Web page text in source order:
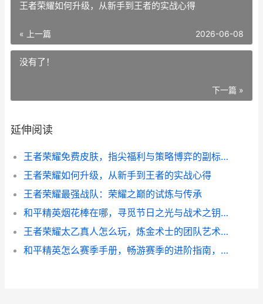
王者荣耀如何升级，从新手到王者的实战心得
« 上一篇 2026-06-08
没有了！
下一篇 »
延伸阅读
王者荣耀免费皮肤，指尖福利与策略博弈的副标题
王者荣耀如何升级，从新手到王者的实战心得
王者荣耀最强战队：荣耀之巅的试炼与传承
和平精英烟花棒在哪，寻觅节日之光与战术之钥副标题
王者荣耀太乙真人怎么玩，炼金术士的团队艺术与节奏掌控
和平精英怎么赛季手册，畅游赛季的进阶指南，零基础到精通全解析